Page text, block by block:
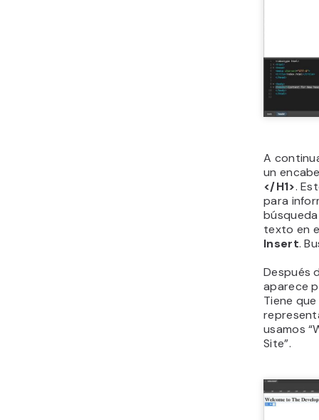
A
un
</H1>.
para
texto en
Insert.
Después
aparece
Tiene
usamos
Site”.